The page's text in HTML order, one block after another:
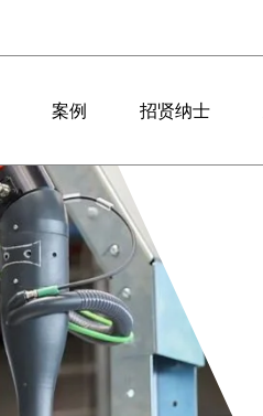
案例 招贤纳士